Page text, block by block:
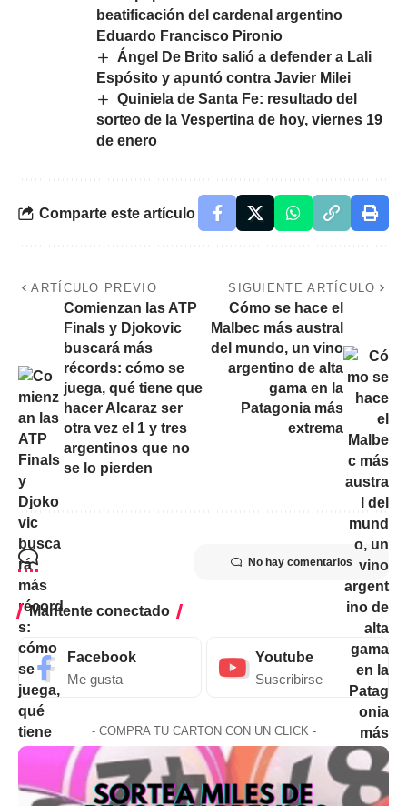
beatificación del cardenal argentino
Eduardo Francisco Pironio
Ángel De Brito salió a defender a Lali
Espósito y apuntó contra Javier Milei
Quiniela de Santa Fe: resultado del
sorteo de la Vespertina de hoy, viernes 19
de enero
Comparte este artículo
ARTÍCULO PREVIO
Comienzan las ATP
Finals y Djokovic
buscará más
récords: cómo se
juega, qué tiene que
hacer Alcaraz ser
otra vez el 1 y tres
argentinos que no
se lo pierden
SIGUIENTE ARTÍCULO
Cómo se hace el
Malbec más austral
del mundo, un vino
argentino de alta
gama en la
Patagonia más
extrema
No hay comentarios
Mantente conectado
Facebook
Me gusta
Youtube
Suscribirse
- COMPRA TU CARTON CON UN CLICK -